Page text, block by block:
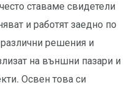
ставаме свидетели
и работят заедно по
решения и
на външни пазари и
Освен това си